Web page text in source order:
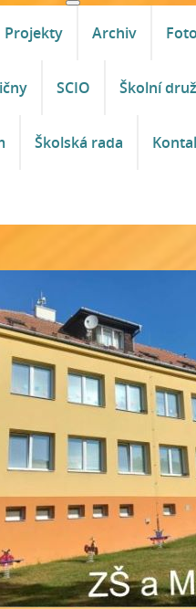
Projekty Archiv
SCIO Školní
Školská rada